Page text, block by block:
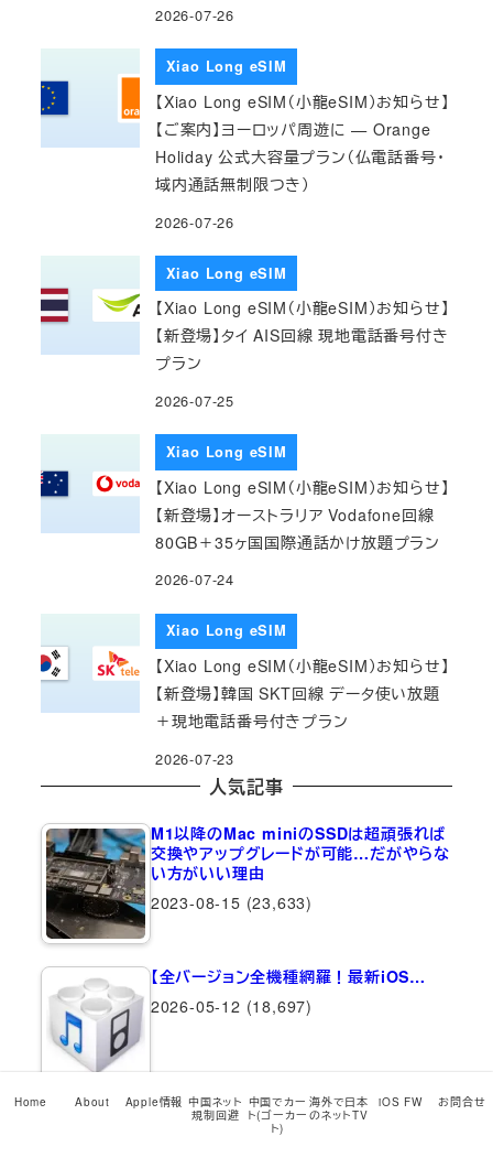
2026-07-26
Xiao Long eSIM
【Xiao Long eSIM（小龍eSIM）お知らせ】
【ご案内】ヨーロッパ周遊に — Orange
Holiday 公式大容量プラン（仏電話番号・
域内通話無制限つき）
2026-07-26
Xiao Long eSIM
【Xiao Long eSIM（小龍eSIM）お知らせ】
【新登場】タイ AIS回線 現地電話番号付き
プラン
2026-07-25
Xiao Long eSIM
【Xiao Long eSIM（小龍eSIM）お知らせ】
【新登場】オーストラリア Vodafone回線
80GB＋35ヶ国国際通話かけ放題プラン
2026-07-24
Xiao Long eSIM
【Xiao Long eSIM（小龍eSIM）お知らせ】
【新登場】韓国 SKT回線 データ使い放題
＋現地電話番号付きプラン
2026-07-23
人気記事
M1以降のMac miniのSSDは超頑張れば
交換やアップグレードが可能…だがやらな
い方がいい理由
2023-08-15 (23,633)
【全バージョン全機種網羅！最新iOS…
2026-05-12 (18,697)
iPhone 15シリーズ中国本土/香港版物理
デュアルSIM仕様詳細まとめ【たぶんどこ
Home About Apple情報 中国ネット
規制回避
中国でカー
ト(ゴーカー
ト)
海外で日本
のネットTV
iOS FW お問合せ